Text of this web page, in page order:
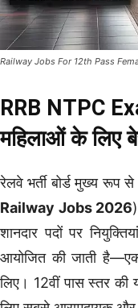
Railway Jobs For 12th Pass
RRB NTPC
महिलाओं के लिए
रेलवे भर्ती बोर्ड मुख्य रूप
Railway Jobs 2026
शानदार पदों पर
आयोजित की जाती
लिए। 12वीं पास स्तर की